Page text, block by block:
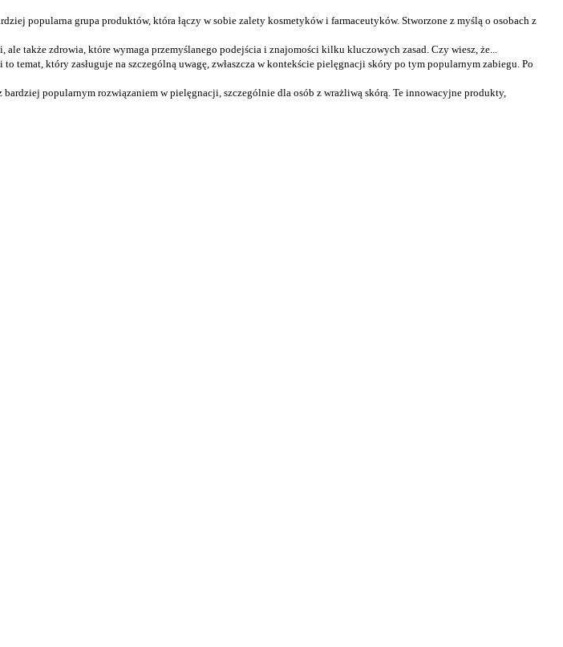
popularna grupa produktów, która łączy w sobie zalety kosmetyków i farmaceutyków. Stworzone z myślą o osobach z
także zdrowia, które wymaga przemyślanego podejścia i znajomości kilku kluczowych zasad. Czy wiesz, że...
temat, który zasługuje na szczególną uwagę, zwłaszcza w kontekście pielęgnacji skóry po tym popularnym zabiegu. Po
bardziej popularnym rozwiązaniem w pielęgnacji, szczególnie dla osób z wrażliwą skórą. Te innowacyjne produkty,